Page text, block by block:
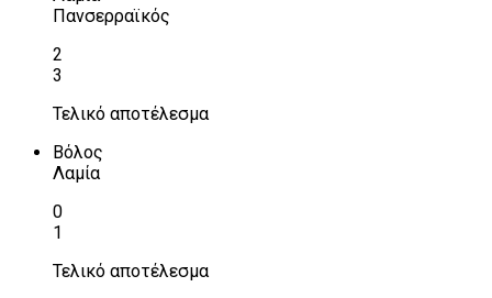
Πανσερραϊκός
2
3
Τελικό αποτέλεσμα
Βόλος
Λαμία
0
1
Τελικό αποτέλεσμα